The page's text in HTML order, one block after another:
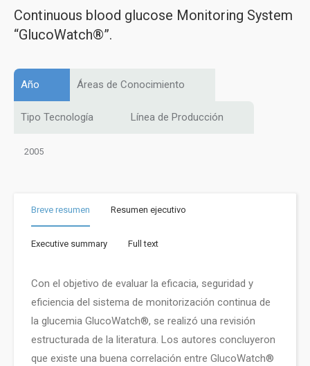
Continuous blood glucose Monitoring System
“GlucoWatch®”.
Año Áreas de Conocimiento
Tipo Tecnología Línea de Producción
2005
Breve resumen Resumen ejecutivo
Executive summary Full text
Con el objetivo de evaluar la eficacia, seguridad y
eficiencia del sistema de monitorización continua de
la glucemia GlucoWatch®, se realizó una revisión
estructurada de la literatura. Los autores concluyeron
que existe una buena correlación entre GlucoWatch®